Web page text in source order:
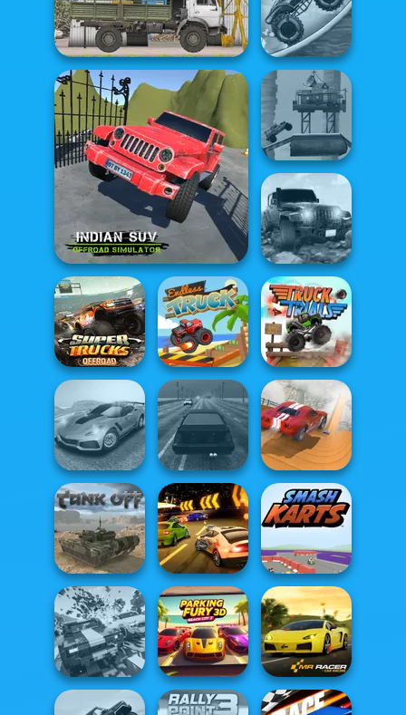
The Cargo
Indian SUV Offroad
Simulator
Monster Truck
Crazy Racing
Zombie Monster
Truck
Post Apocalyptic
Truck Trial
Revolution
Offroad
Super Trucks
Offroad 2
Endless Truck Truck Trials
Madness Driver
Vertigo City
Highway Traffic
Destroy Car
Tank Off
Burnin' Rubber 5
XS
Smash Karts